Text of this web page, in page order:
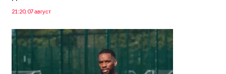
21:20, 07 август